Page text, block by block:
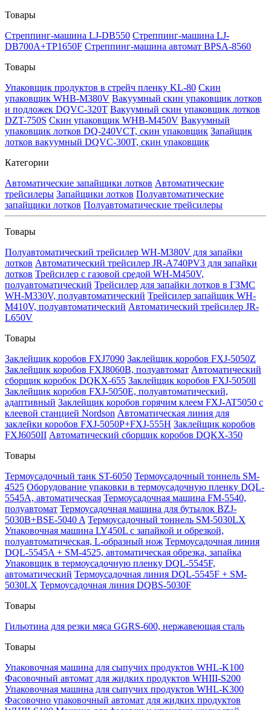
Товары
Стреппинг-машина LJ-DB550 Стреппинг-машина LJ-
DB700A+TP1650F Стреппинг-машина автомат BPSA-8560
Товары
Упаковщик продуктов в стрейч пленку KL-80 Скин
упаковщик WHB-M380V Вакуумный скин упаковщик лотков
и подложек DQVC-320T Вакуумный скин упаковщик лотков
DZT-750S Скин упаковщик WHB-M450V Вакуумный
упаковщик лотков DQ-240VCT, скин упаковщик Запайщик
лотков вакуумный DQVC-300T, скин упаковщик
Категории
Автоматические запайщики лотков Автоматические
трейсилеры Запайщики лотков Полуавтоматические
запайщики лотков Полуавтоматические трейсилеры
Товары
Полуавтоматический трейсилер WH-M380V для запайки
лотков Автоматический трейсилер JR-A740PV3 для запайки
лотков Трейсилер с газовой средой WH-M450V,
полуавтоматический Трейсилер для запайки лотков в ГЗМС
WH-M330V, полуавтоматический Трейсилер запайщик WH-
M410V, полуавтоматический Автоматический трейсилер JR-
L650V
Товары
Заклейщик коробов FXJ7090 Заклейщик коробов FXJ-5050Z
Заклейщик коробов FXJ8060B, полуавтомат Автоматический
сборщик коробок DQKX-655 Заклейщик коробов FXJ-5050ll
Заклейщик коробов FXJ-5050E, полуавтоматический,
адаптивный Заклейщик коробов горячим клеем FXJ-AT5050 с
клеевой станцией Nordson Автоматическая линия для
заклейки коробов FXJ-5050P+FXJ-555H Заклейщик коробов
FXJ6050II Автоматический сборщик коробов DQKX-350
Товары
Термоусадочный танк ST-6050 Термоусадочный тоннель SM-
4525 Оборудование упаковки в термоусадочную пленку DQL-
5545A, автоматическая Термоусадочная машина FM-5540,
полуавтомат Термоусадочная машина для бутылок BZJ-
5030B+BSE-5040 A Термоусадочный тоннель SM-5030LX
Упаковочная машина LY450L с запайкой и обрезкой,
полуавтоматическая, L-образный нож Термоусадочная линия
DQL-5545A + SM-4525, автоматическая обрезка, запайка
Упаковщик в термоусадочную пленку DQL-5545F,
автоматический Термоусадочная линия DQL-5545F + SM-
5030LX Термоусадочная линия DQBS-5030F
Товары
Гильотина для резки мяса GGRS-600, нержавеющая сталь
Товары
Упаковочная машина для сыпучих продуктов WHL-K100
Фасовочный автомат для жидких продуктов WHIII-S200
Упаковочная машина для сыпучих продуктов WHL-K300
Фасовочно упаковочный автомат для жидких продуктов